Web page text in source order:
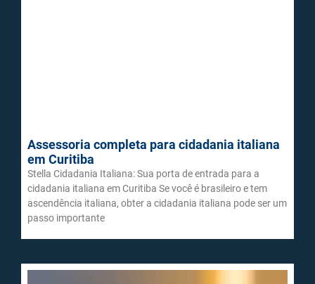
Assessoria completa para cidadania italiana
em Curitiba
Stella Cidadania Italiana: Sua porta de entrada para a
cidadania italiana em Curitiba Se você é brasileiro e tem
ascendência italiana, obter a cidadania italiana pode ser um
passo importante